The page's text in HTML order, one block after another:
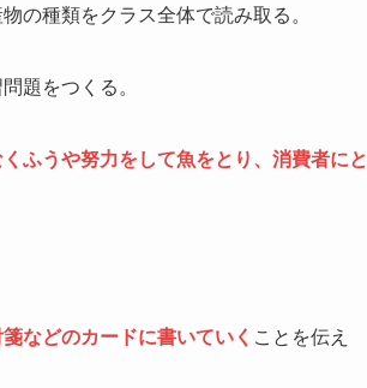
の種類をクラス全体で読み取る。
題をつくる。
ふうや努力をして魚をとり、消費者にと
などのカードに書いていく ことを伝え